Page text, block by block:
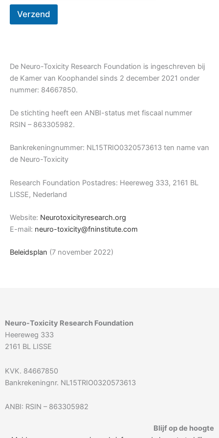
n
m
Verzend
De Neuro-Toxicity Research Foundation is ingeschreven bij
de Kamer van Koophandel sinds 2 december 2021 onder
nummer: 84667850.
De stichting heeft een ANBI-status met fiscaal nummer
RSIN – 863305982.
Bankrekeningnummer: NL15TRIO0320573613 ten name van
de Neuro-Toxicity
Research Foundation Postadres: Heereweg 333, 2161 BL
LISSE, Nederland
Website: Neurotoxicityresearch.org
E-mail: neuro-toxicity@fninstitute.com
Beleidsplan (7 november 2022)
Neuro-Toxicity Research Foundation
Heereweg 333
2161 BL LISSE
KVK. 84667850
Bankrekeningnr. NL15TRIO0320573613
ANBI: RSIN – 863305982
Blijf op de hoogte